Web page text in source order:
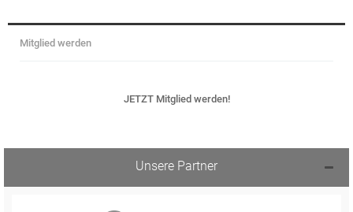
Mitglied werden
JETZT Mitglied werden!
Unsere Partner